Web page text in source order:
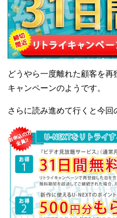
どうやら一度離れた顧客を
キャンペーンのようです。
さらに読み進めて行くと今回